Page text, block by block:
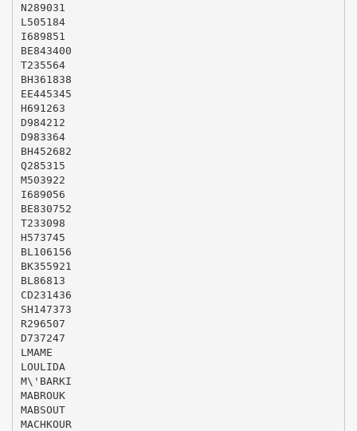
N289031
L505184
I689851
BE843400
T235564
BH361838
EE445345
H691263
D984212
D983364
BH452682
Q285315
M503922
I689056
BE830752
T233098
H573745
BL106156
BK355921
BL86813
CD231436
SH147373
R296507
D737247
LMAME
LOULIDA
M\'BARKI
MABROUK
MABSOUT
MACHKOUR